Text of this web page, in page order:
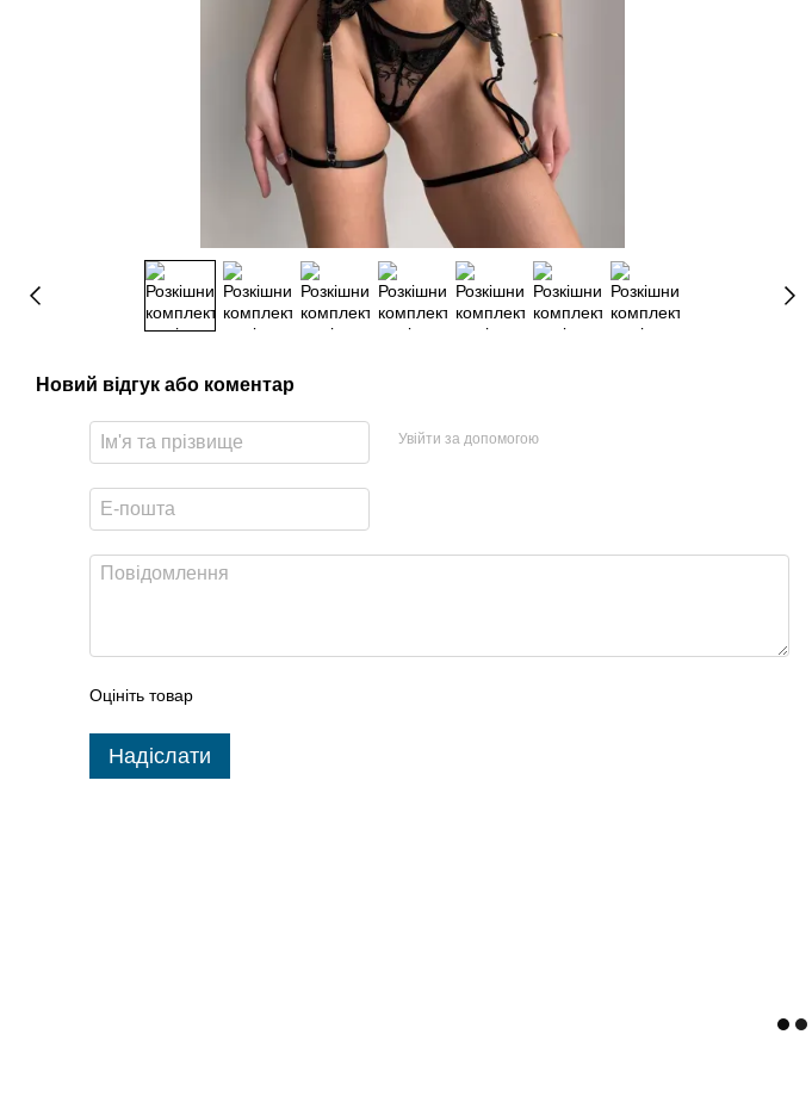
Новий відгук або коментар
Увійти за допомогою
Оцініть товар
Надіслати